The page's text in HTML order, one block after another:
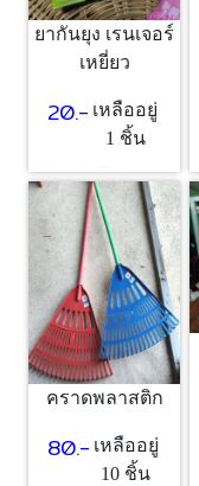
ยากันยุง เรนเจอร์
เหยี่ยว
20.- เหลืออยู่
1 ชิ้น
คราดพลาสติก
80.- เหลืออยู่
10 ชิ้น